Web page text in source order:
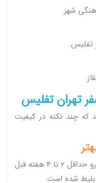
شهر.
تفلیس.
تهران تفلیس
که چند نکته در کیفیت
بسیاری از مسافران اعلام کرده‌اند که رزرو حداقل 2 تا 4 هفته قبل
بلیط شده است.